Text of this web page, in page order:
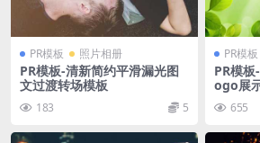
PR模板 照片相册
PR模板-清新简约平滑漏光图
文过渡转场模板
183 5
PR模板
PR模
ogo展
655